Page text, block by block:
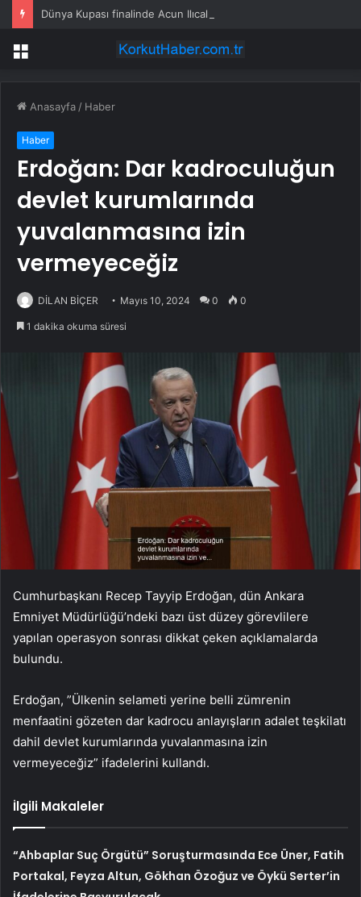
Menü
Anasayfa / Haber
Haber
Erdoğan: Dar kadroculuğun
devlet kurumlarında
yuvalanmasına izin
vermeyeceğiz
DİLAN BİÇER Mayıs 10, 2024 0 0
1 dakika okuma süresi
Cumhurbaşkanı Recep Tayyip Erdoğan, dün Ankara
Emniyet Müdürlüğü’ndeki bazı üst düzey görevlilere
yapılan operasyon sonrası dikkat çeken açıklamalarda
bulundu.
Erdoğan, ”Ülkenin selameti yerine belli zümrenin
menfaatini gözeten dar kadrocu anlayışların adalet teşkilatı
dahil devlet kurumlarında yuvalanmasına izin
vermeyeceğiz” ifadelerini kullandı.
İlgili Makaleler
“Ahbaplar Suç Örgütü” Soruşturmasında Ece Üner, Fatih
Portakal, Feyza Altun, Gökhan Özoğuz ve Öykü Serter’in